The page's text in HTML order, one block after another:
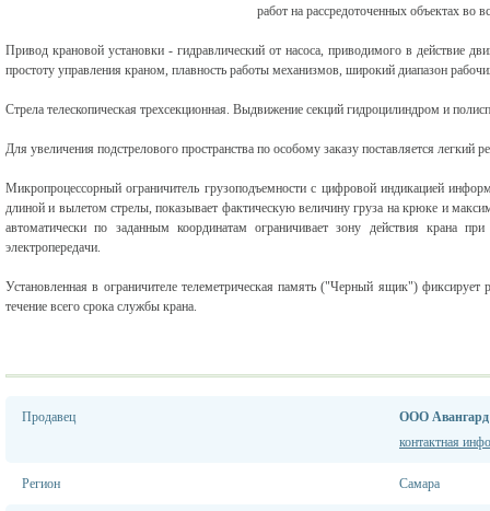
работ на рассредоточенных объектах во
Привод крановой установки - гидравлический от насоса, приводимого в действие
простоту управления краном, плавность работы механизмов, широкий диапазон
Стрела телескопическая трехсекционная. Выдвижение секций гидроцилиндром и
Для увеличения подстрелового пространства по особому заказу поставляется легкий
Микропроцесcорный ограничитель грузоподъемности с цифровой индикацией
длиной и вылетом стрелы, показывает фактическую величину груза на крюке и
автоматически по заданным координатам ограничивает зону действия крана
электропередачи.
Установленная в ограничителе телеметрическая память ("Черный ящик") фиксирует
течение всего срока службы крана.
Продавец
ООО Авангард
контактная
Регион Самара